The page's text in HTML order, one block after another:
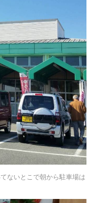
ないとこで朝から駐車場は